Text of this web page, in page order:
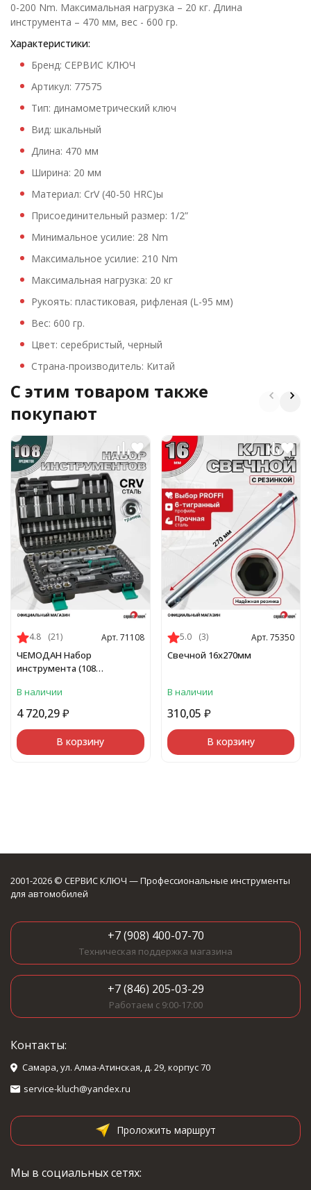
0-200 Nm. Максимальная нагрузка – 20 кг. Длина
инструмента – 470 мм, вес - 600 гр.
Характеристики:
Бренд: СЕРВИС КЛЮЧ
Артикул: 77575
Тип: динамометрический ключ
Вид: шкальный
Длина: 470 мм
Ширина: 20 мм
Материал: CrV (40-50 HRC)ы
Присоединительный размер: 1/2”
Минимальное усилие: 28 Nm
Максимальное усилие: 210 Nm
Максимальная нагрузка: 20 кг
Рукоять: пластиковая, рифленая (L-95 мм)
Вес: 600 гр.
Цвет: серебристый, черный
Страна-производитель: Китай
C этим товаром также
покупают
ЧЕМОДАН Набор
инструмента (108
В наличии
4.8 (21) Арт. 71108
4 720,29₽
В корзину
Свечной 16х270мм
В наличии
5.0 (3) Арт. 75350
310,05 ₽
В корзину
2001-2026 © СЕРВИС КЛЮЧ — Профессиональные инструменты
для автомобилей
+7 (908) 400-07-70
Техническая поддержка магазина
+7 (846) 205-03-29
Работаем с 9:00-17:00
Контакты:
Самара, ул. Алма-Атинская, д. 29, корпус 70
service-kluch@yandex.ru
Проложить маршрут
Мы в социальных сетях: